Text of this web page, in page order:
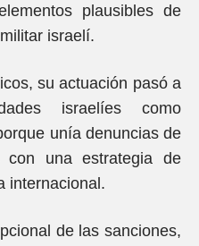
plausibles de
israelí.
su actuación pasó a
israelíes como
unía denuncias de
con una estrategia de
internacional.
de las sanciones,